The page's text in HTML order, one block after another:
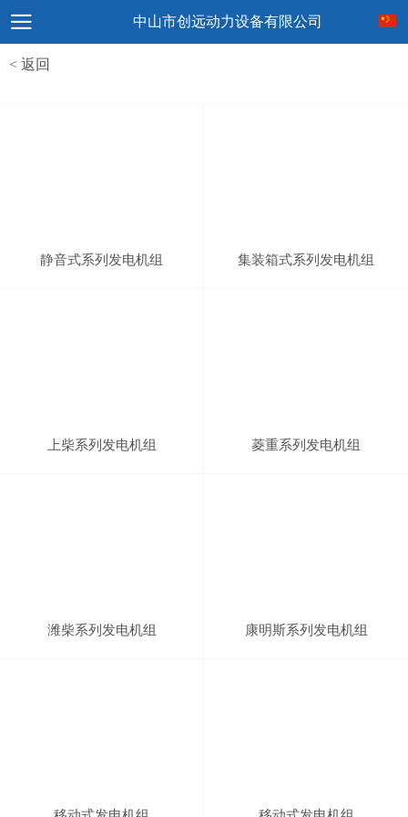
中山市创远动力设备有限公司
< 返回
静音式系列发电机组 集装箱式系列发电机组
上柴系列发电机组 菱重系列发电机组
潍柴系列发电机组 康明斯系列发电机组